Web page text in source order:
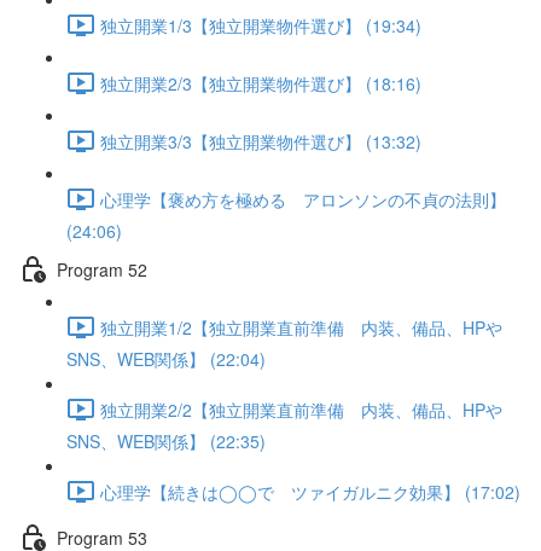
独立開業1/3【独立開業物件選び】 (19:34)
独立開業2/3【独立開業物件選び】 (18:16)
独立開業3/3【独立開業物件選び】 (13:32)
心理学【褒め方を極める アロンソンの不貞の法則】
(24:06)
Program 52
独立開業1/2【独立開業直前準備 内装、備品、HPや
SNS、WEB関係】 (22:04)
独立開業2/2【独立開業直前準備 内装、備品、HPや
SNS、WEB関係】 (22:35)
心理学【続きは◯◯で ツァイガルニク効果】 (17:02)
Program 53